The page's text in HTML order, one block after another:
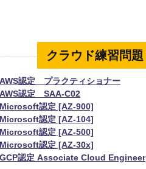
クラウド練習問題
AWS認定 プラクティショナー
AWS認定 SAA-C02
Microsoft認定 [AZ-900]
Microsoft認定 [AZ-104]
Microsoft認定 [AZ-500]
Microsoft認定 [AZ-30x]
GCP認定 Associate Cloud Engineer